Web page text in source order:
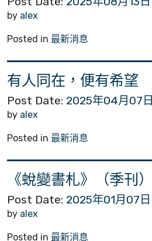
by alex
Posted in 最新消息
有人同在，便有希望
Post Date: 2025年04月07日
by alex
Posted in 最新消息
《蛻變書札》（季刊）
Post Date: 2025年01月07日
by alex
Posted in 最新消息